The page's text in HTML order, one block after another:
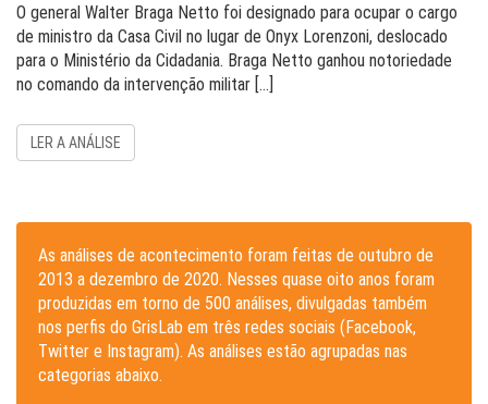
O general Walter Braga Netto foi designado para ocupar o cargo
de ministro da Casa Civil no lugar de Onyx Lorenzoni, deslocado
para o Ministério da Cidadania. Braga Netto ganhou notoriedade
no comando da intervenção militar […]
LER A ANÁLISE
As análises de acontecimento foram feitas de outubro de
2013 a dezembro de 2020. Nesses quase oito anos foram
produzidas em torno de 500 análises, divulgadas também
nos perfis do GrisLab em três redes sociais (Facebook,
Twitter e Instagram). As análises estão agrupadas nas
categorias abaixo.